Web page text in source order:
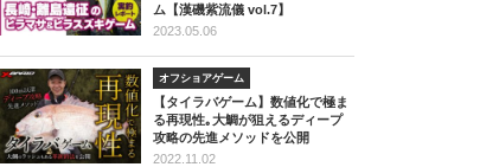
ム【漢磯紫流儀 vol.7】
2023.05.06
オフショアゲーム
【タイラバゲーム】数値化で極ま
る再現性｡大鯛が狙えるディープ
攻略の先進メソッドを公開
2022.11.02